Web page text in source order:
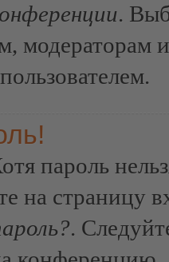
.
модераторам
пароль
на страницу
.